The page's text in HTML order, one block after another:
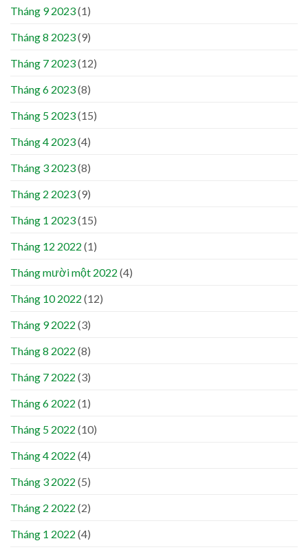
Tháng 9 2023(1)
Tháng 8 2023(9)
Tháng 7 2023(12)
Tháng 6 2023(8)
Tháng 5 2023(15)
Tháng 4 2023(4)
Tháng 3 2023(8)
Tháng 2 2023(9)
Tháng 1 2023(15)
Tháng 12 2022 (1)
Tháng mười một 2022 (4)
Tháng 10 2022 (12)
Tháng 9 2022 (3)
Tháng 8 2022 (8)
Tháng 7 2022 (3)
Tháng 6 2022 (1)
Tháng 5 2022 (10)
Tháng 4 2022 (4)
Tháng 3 2022 (5)
Tháng 2 2022 (2)
Tháng 1 2022 (4)